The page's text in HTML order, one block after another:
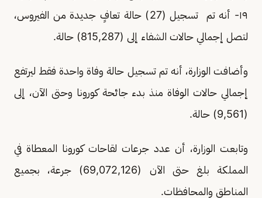
١٩- أنه تم تسجيل (27) حالة تعافٍ جديدة من الفيروس،
لتصل إجمالي حالات الشفاء إلى (815,287) حالة.
وأضافت الوزارة، أنه تم تسجيل حالة وفاة واحدة فقط ليرتفع
إجمالي حالات الوفاة منذ بدء جائحة كورونا وحتى الآن، إلى
(9,561) حالة.
وتابعت الوزارة، أن عدد جرعات لقاحات كورونا المعطاة في
المملكة بلغ حتى الآن (69,072,126) جرعة، بجميع
المناطق والمحافظات.